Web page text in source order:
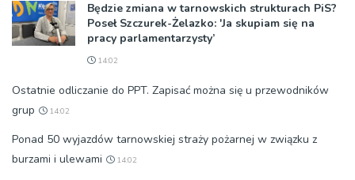
Będzie zmiana w tarnowskich strukturach PiS?
Poseł Szczurek-Żelazko: 'Ja skupiam się na
pracy parlamentarzysty’
14:02
Ostatnie odliczanie do PPT. Zapisać można się u przewodników
grup
14:02
Ponad 50 wyjazdów tarnowskiej straży pożarnej w związku z
burzami i ulewami
14:02